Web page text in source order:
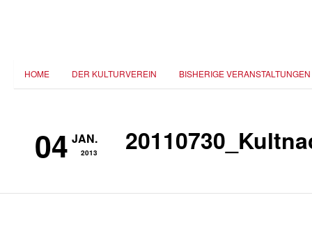
HOME DER KULTURVEREIN BISHERIGE VERANSTALTUNGEN
04 JAN.
2013